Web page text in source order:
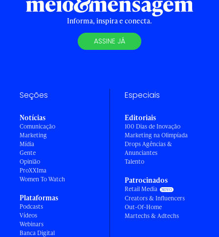
Informa, inspira e conecta.
ASSINE JÁ
Seções
Notícias
Comunicação
Marketing
Mídia
Gente
Opinião
ProXXIma
Women To Watch
Plataformas
Podcasts
Vídeos
Webinars
Banca Digital
Especiais
Editoriais
100 Dias de Inovação
Marketing na Olimpíada
Drops Agências &
Anunciantes
Talento
Patrocinados
Retail Media
Creators & Influencers
Out-Of-Home
Martechs & Adtechs